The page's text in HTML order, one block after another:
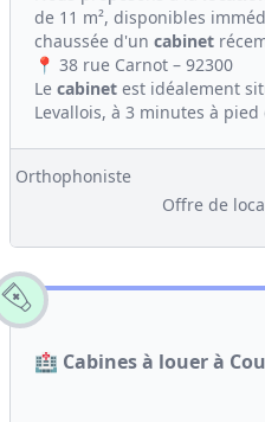
de 11 m², disponibles
chaussée d'un cabinet
📍 38 rue Carnot – 92300
Le cabinet est idéalement
Levallois, à 3 minutes à pied
Orthophoniste
Offre de
🏥 Cabines à louer à